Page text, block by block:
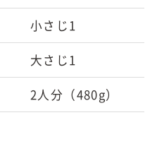
小さじ1
大さじ1
2人分（480g）